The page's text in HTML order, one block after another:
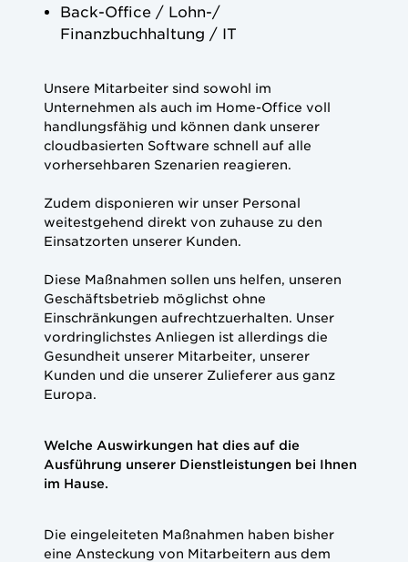
Back-Office / Lohn-/
Finanzbuchhaltung / IT
Unsere Mitarbeiter sind sowohl im
Unternehmen als auch im Home-Office voll
handlungsfähig und können dank unserer
cloudbasierten Software schnell auf alle
vorhersehbaren Szenarien reagieren.
Zudem disponieren wir unser Personal
weitestgehend direkt von zuhause zu den
Einsatzorten unserer Kunden.
Diese Maßnahmen sollen uns helfen, unseren
Geschäftsbetrieb möglichst ohne
Einschränkungen aufrechtzuerhalten. Unser
vordringlichstes Anliegen ist allerdings die
Gesundheit unserer Mitarbeiter, unserer
Kunden und die unserer Zulieferer aus ganz
Europa.
Welche Auswirkungen hat dies auf die
Ausführung unserer Dienstleistungen bei Ihnen
im Hause.
Die eingeleiteten Maßnahmen haben bisher
eine Ansteckung von Mitarbeitern aus dem